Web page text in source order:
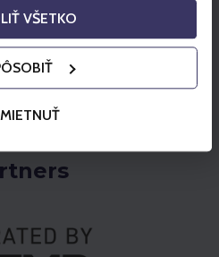
VŠETKO
view
View the offer